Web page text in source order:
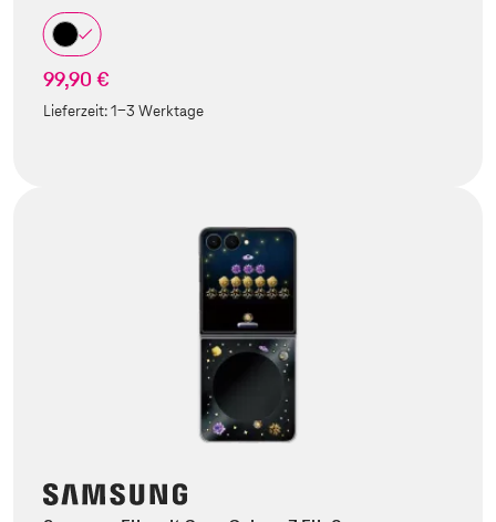
99,90 €
Lieferzeit:1-3 Werktage